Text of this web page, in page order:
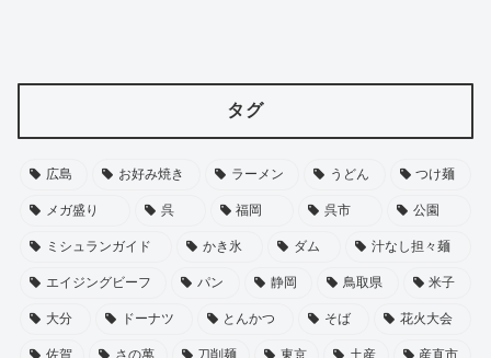
タグ
広島 お好み焼き ラーメン うどん つけ麺
メガ盛り 呉 福岡 呉市 公園
ミシュランガイド かき氷 ダム 汁なし担々麺
エイジングビーフ パン 静岡 鳥取県 米子
大分 ドーナツ とんかつ そば 花火大会
佐賀 さの萬 刀削麺 東京 土産 産直市